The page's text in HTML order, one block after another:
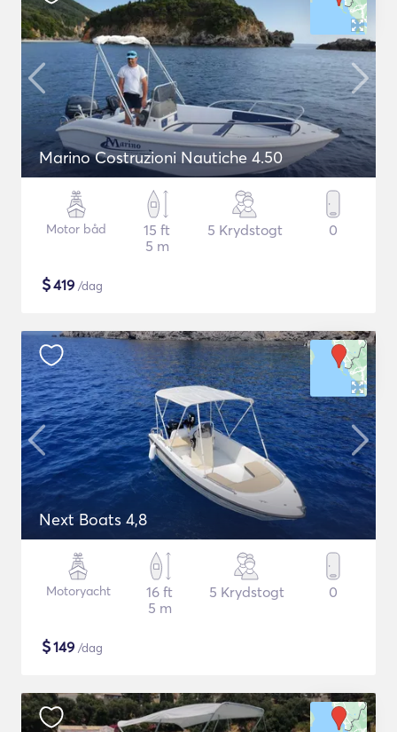
Marino Costruzioni Nautiche 4.50
Motor båd
15 ft
5 m
5 Krydstogt 0
$419 /dag
Next Boats 4,8
Motoryacht
16 ft
5 m
5 Krydstogt 0
$149 /dag